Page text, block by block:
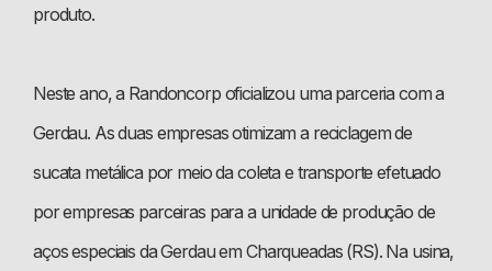
produto.
Neste ano, a Randoncorp oficializou uma parceria com a
Gerdau. As duas empresas otimizam a reciclagem de
sucata metálica por meio da coleta e transporte efetuado
por empresas parceiras para a unidade de produção de
aços especiais da Gerdau em Charqueadas (RS). Na usina,